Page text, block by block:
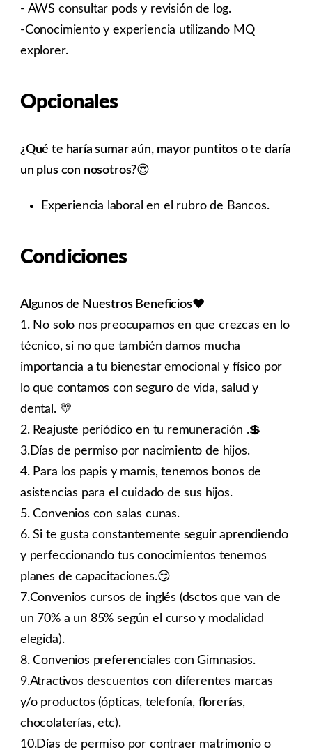
- AWS consultar pods y revisión de log.
-Conocimiento y experiencia utilizando MQ
explorer.
Opcionales
¿Qué te haría sumar aún, mayor puntitos o te daría
un plus con nosotros?😍
Experiencia laboral en el rubro de Bancos.
Condiciones
Algunos de Nuestros Beneficios❤️
1. No solo nos preocupamos en que crezcas en lo
técnico, si no que también damos mucha
importancia a tu bienestar emocional y físico por
lo que contamos con seguro de vida, salud y
dental. 💛
2. Reajuste periódico en tu remuneración .💲
3.Días de permiso por nacimiento de hijos.
4. Para los papis y mamis, tenemos bonos de
asistencias para el cuidado de sus hijos.
5. Convenios con salas cunas.
6. Si te gusta constantemente seguir aprendiendo
y perfeccionando tus conocimientos tenemos
planes de capacitaciones.😏
7.Convenios cursos de inglés (dsctos que van de
un 70% a un 85% según el curso y modalidad
elegida).
8. Convenios preferenciales con Gimnasios.
9.Atractivos descuentos con diferentes marcas
y/o productos (ópticas, telefonía, florerías,
chocolaterías, etc).
10.Días de permiso por contraer matrimonio o